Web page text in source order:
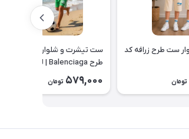
تیشرت و شلوار ست طرح زرافه کد
تومان
ست تیشرت و شلوارک بچه گانه
طرح Balenciaga | لباس راحتی
تابستانی کودک کد ۲۶۰۰
579,000 تومان